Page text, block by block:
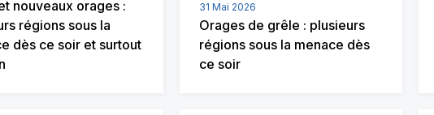
nouveaux orages :
régions sous la
dès ce soir et surtout
31 Mai 2026
Orages de grêle : plusieurs
régions sous la menace dès
ce soir